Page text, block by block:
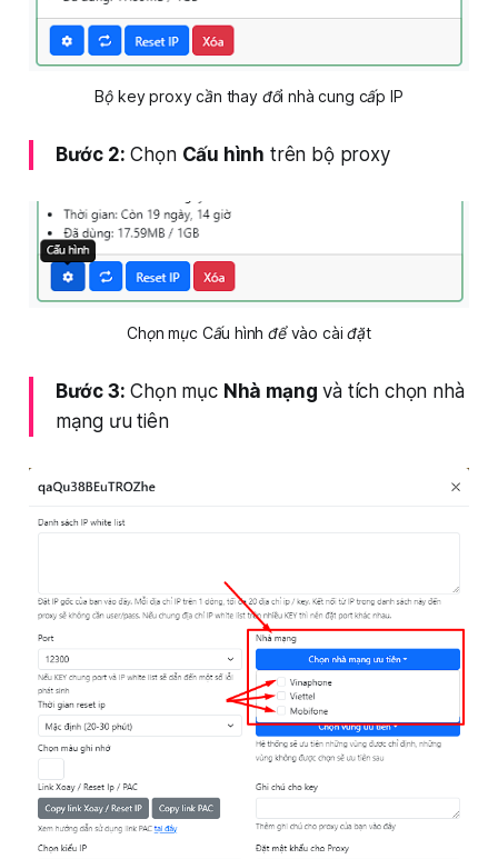
Bộ key proxy cần thay đổi nhà cung cấp IP
Bước 2: Chọn Cấu hình trên bộ proxy
Chọn mục Cấu hình để vào cài đặt
Bước 3: Chọn mục Nhà mạng và tích chọn nhà
mạng ưu tiên